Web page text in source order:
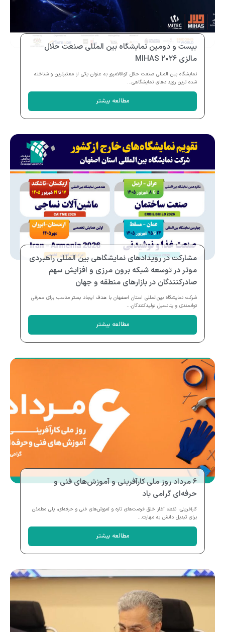
بیست و دومین نمایشگاه بین المللی صنعت حلال
مالزی MIHAS ۲۰۲۶
نمایشگاه بین المللی صنعت حلال کوالالامپور به عنوان یکی از معتبرترین و شناخته
شده ترین رویدادهای نمایشگاهی...
مطالعه بیشتر
مشارکت در رویدادهای نمایشگاهی بین المللی راهبردی
موثر در توسعه شبکه برون مرزی و افزایش سهم
صادرکنندگان در بازارهای منطقه و جهان
شرکت نمایشگاه بین‌المللی استان اصفهان با هدف ایجاد بستر مناسب برای معرفی
توانمندی و پتانسیل تولیدکنندگان...
مطالعه بیشتر
۶ مرداد روز ملی کارآفرینی و آموزش‌های فنی و
حرفه‌ای گرامی باد
کارآفرینی، نقطه آغاز خلق فرصت‌های تازه و آموزش‌های فنی و حرفه‌ای، پلی مطمئن
برای تبدیل دانش به مهارت...
مطالعه بیشتر